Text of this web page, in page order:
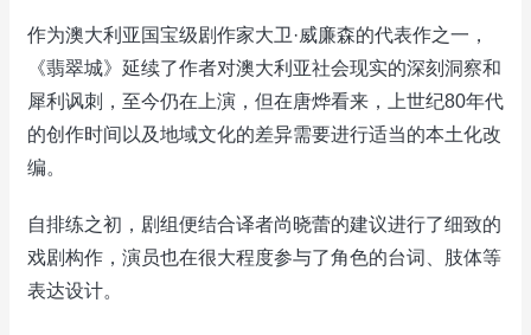
作为澳大利亚国宝级剧作家大卫·威廉森的代表作之一，
《翡翠城》延续了作者对澳大利亚社会现实的深刻洞察和
犀利讽刺，至今仍在上演，但在唐烨看来，上世纪80年代
的创作时间以及地域文化的差异需要进行适当的本土化改
编。
自排练之初，剧组便结合译者尚晓蕾的建议进行了细致的
戏剧构作，演员也在很大程度参与了角色的台词、肢体等
表达设计。